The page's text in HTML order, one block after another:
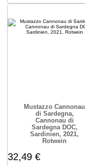
Mustazzo Cannonau
di Sardegna,
Cannonau di
Sardegna DOC,
Sardinien, 2021,
Rotwein
32,49 €